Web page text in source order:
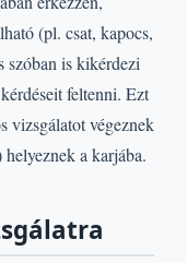
(pl. csat, kapocs,
szóban is kikérdezi
feltenni. Ezt
vizsgálatot végeznek
a karjába.